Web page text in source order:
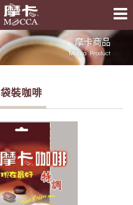
摩卡商品
Mocca Product
袋裝咖啡